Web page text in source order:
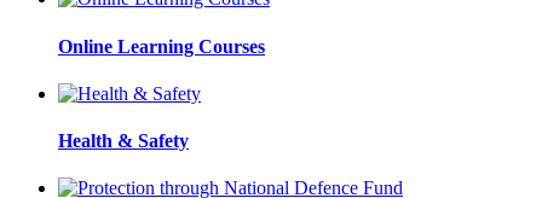
Online Learning Courses
Health & Safety